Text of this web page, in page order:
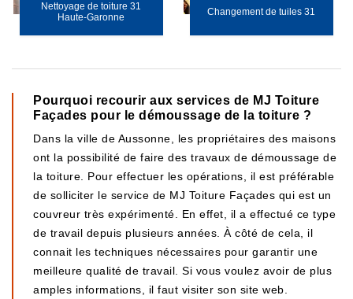
Nettoyage de toiture 31
Haute-Garonne
Changement de tuiles 31
Pourquoi recourir aux services de MJ Toiture
Façades pour le démoussage de la toiture ?
Dans la ville de Aussonne, les propriétaires des maisons
ont la possibilité de faire des travaux de démoussage de
la toiture. Pour effectuer les opérations, il est préférable
de solliciter le service de MJ Toiture Façades qui est un
couvreur très expérimenté. En effet, il a effectué ce type
de travail depuis plusieurs années. À côté de cela, il
connait les techniques nécessaires pour garantir une
meilleure qualité de travail. Si vous voulez avoir de plus
amples informations, il faut visiter son site web.